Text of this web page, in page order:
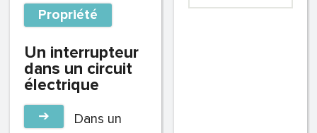
Propriété
Un interrupteur
dans un circuit
électrique
➔
Dans un